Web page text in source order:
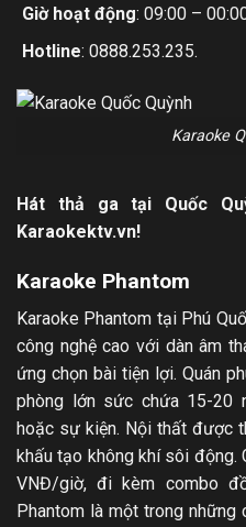
Giờ hoạt động: 09:00 –
Hotline: 0888.253.235.
Karaoke
Hát thả ga tại Quốc
Karaokektv.vn!
Karaoke Phantom
Karaoke Phantom tại Phú
công nghệ cao với dàn âm
ứng chọn bài tiện lợi. Quán
phòng lớn sức chứa 15-20
hoặc sự kiện. Nội thất được
khấu tạo không khí sôi
VNĐ/giờ, đi kèm combo
Phantom là một trong